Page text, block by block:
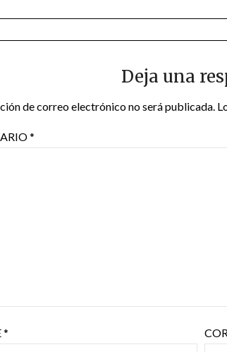
Deja una
de correo electrónico no será publicada.
*
*